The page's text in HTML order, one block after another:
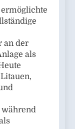
ermöglichte
an der
als
während